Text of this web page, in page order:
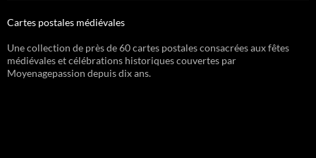
Cartes postales médiévales
Une collection de près de 60 cartes postales consacrées aux fêtes
médiévales et célébrations historiques couvertes par
Moyenagepassion depuis dix ans.